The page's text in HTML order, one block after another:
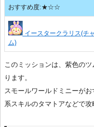
おすすめ度:★☆☆
イースタークラリス(チ
ム)
このミッションは、紫色の
ります。
スモールワールドミニーが
系スキルのタマトアなどで攻